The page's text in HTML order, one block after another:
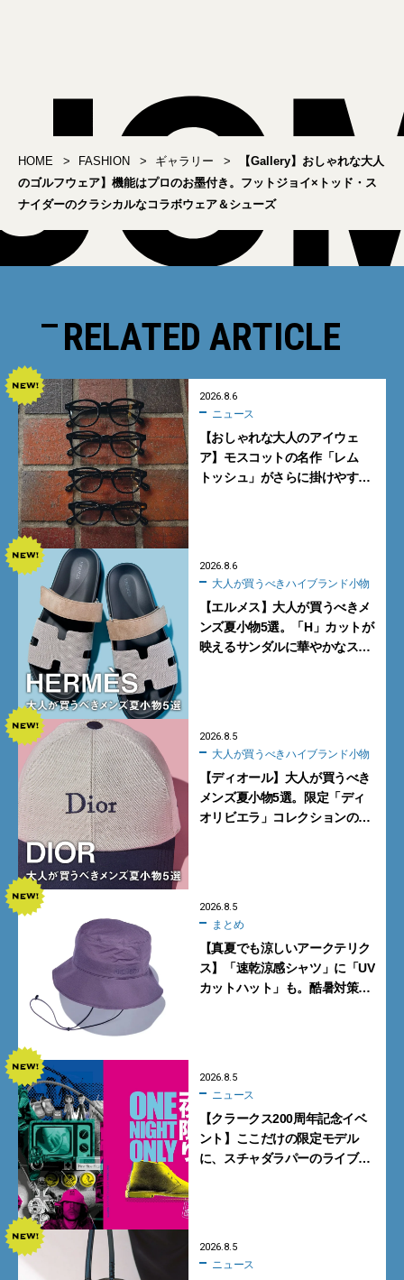
HOME FASHION ギャラリー
【Gallery】おしゃれな大人
のゴルフウェア】機能はプロのお墨付き。フットジョイ×トッド・ス
ナイダーのクラシカルなコラボウェア＆シューズ
RELATED ARTICLE
2026.8.6
ニュース
【おしゃれな大人のアイウェ
ア】モスコットの名作「レム
トッシュ」がさらに掛けやす
2026.8.6
大人が買うべきハイブランド小物
【エルメス】大人が買うべきメ
ンズ夏小物5選。「H」カットが
映えるサンダルに華やかなス
2026.8.5
大人が買うべきハイブランド小物
【ディオール】大人が買うべき
メンズ夏小物5選。限定「ディ
オリビエラ」コレクションの
2026.8.5
まとめ
【真夏でも涼しいアークテリク
ス】「速乾涼感シャツ」に「UV
カットハット」も。酷暑対策に
2026.8.5
ニュース
【クラークス200周年記念イベ
ント】ここだけの限定モデル
に、スチャダラパーのライブ
2026.8.5
ニュース